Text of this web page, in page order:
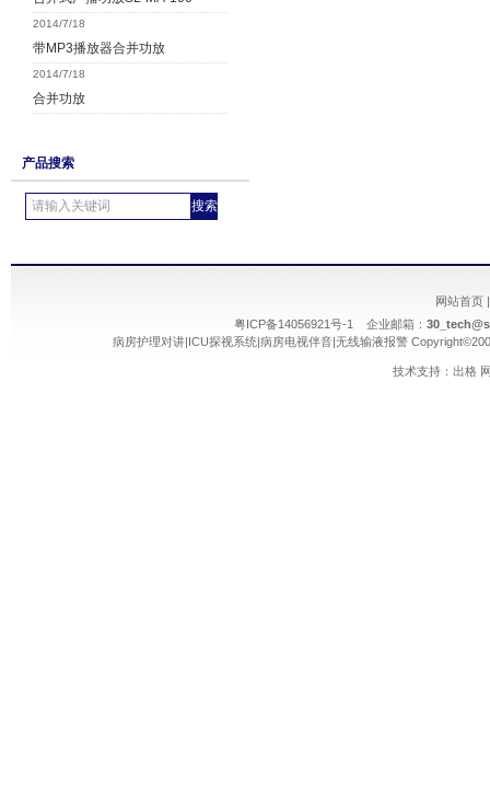
2014/7/18
带MP3播放器合并功放
2014/7/18
合并功放
产品搜索
网站首页
粤ICP备14056921号-1 企业邮箱：
病房护理对讲|ICU探视系统|病房电视伴音|无线输液报警
技术支持：出格